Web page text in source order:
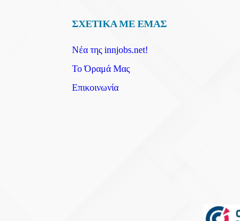
ΣΧΕΤΙΚΑ ΜΕ ΕΜΑΣ
Νέα της innjobs.net!
Το Όραμά Μας
Επικοινωνία